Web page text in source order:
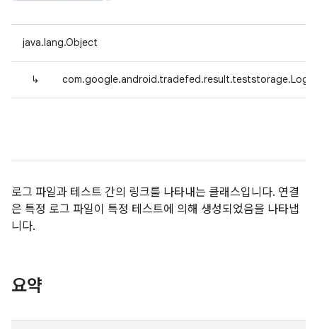
java.lang.Object
↳
로그 파일과 테스트 간의 링크를 나타내는 클래스입니다. 연결
은 특정 로그 파일이 특정 테스트에 의해 생성되었음을 나타냅
니다.
요약